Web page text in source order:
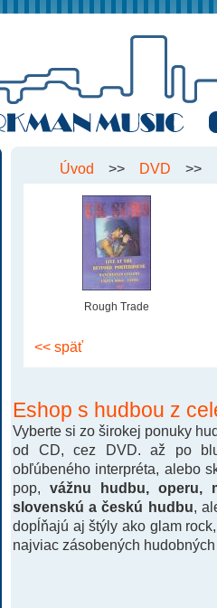
Úvod >> DVD >>
Rough Trade
<< späť
Eshop s hudbou z
Vyberte si zo širokej ponuky
od CD, cez DVD. až po
obľúbeného interpréta, alebo
pop, vážnu hudbu, operu,
slovenskú a českú hudbu ,
dopĺňajú aj štýly ako glam
najviac zásobených